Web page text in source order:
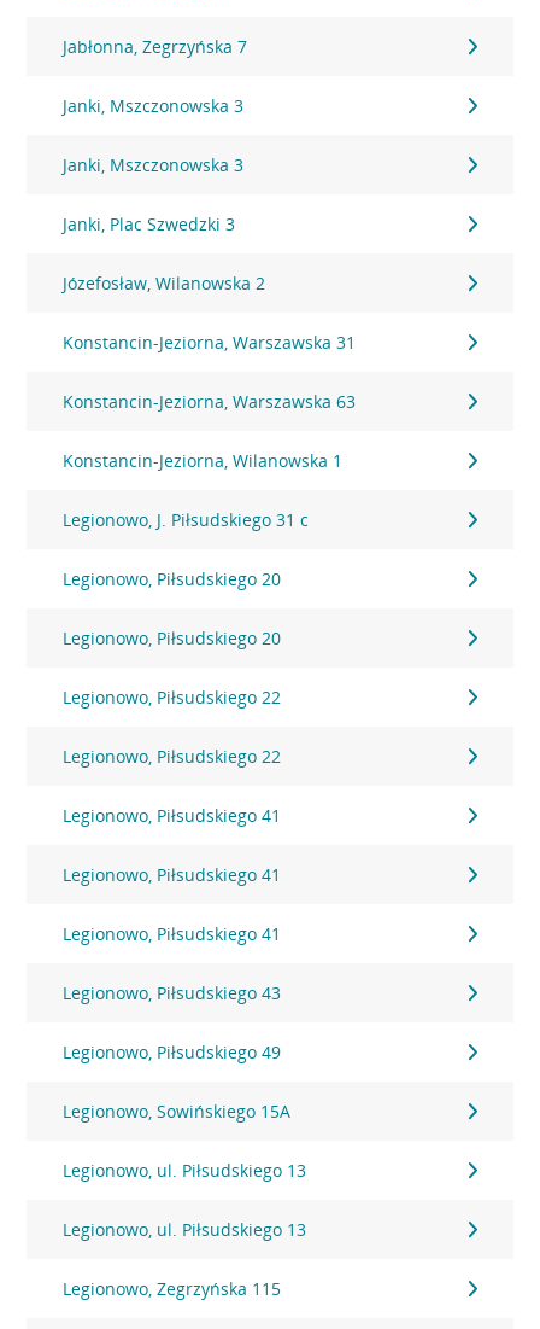
Jabłonna, Zegrzyńska 7
Janki, Mszczonowska 3
Janki, Mszczonowska 3
Janki, Plac Szwedzki 3
Józefosław, Wilanowska 2
Konstancin-Jeziorna, Warszawska 31
Konstancin-Jeziorna, Warszawska 63
Konstancin-Jeziorna, Wilanowska 1
Legionowo, J. Piłsudskiego 31 c
Legionowo, Piłsudskiego 20
Legionowo, Piłsudskiego 20
Legionowo, Piłsudskiego 22
Legionowo, Piłsudskiego 22
Legionowo, Piłsudskiego 41
Legionowo, Piłsudskiego 41
Legionowo, Piłsudskiego 41
Legionowo, Piłsudskiego 43
Legionowo, Piłsudskiego 49
Legionowo, Sowińskiego 15A
Legionowo, ul. Piłsudskiego 13
Legionowo, ul. Piłsudskiego 13
Legionowo, Zegrzyńska 115